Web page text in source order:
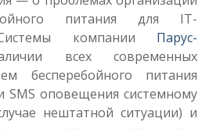
питания для IT-
Системы компании Парус-
всех современных
бесперебойного питания
SMS оповещения системному
нештатной ситуации) и